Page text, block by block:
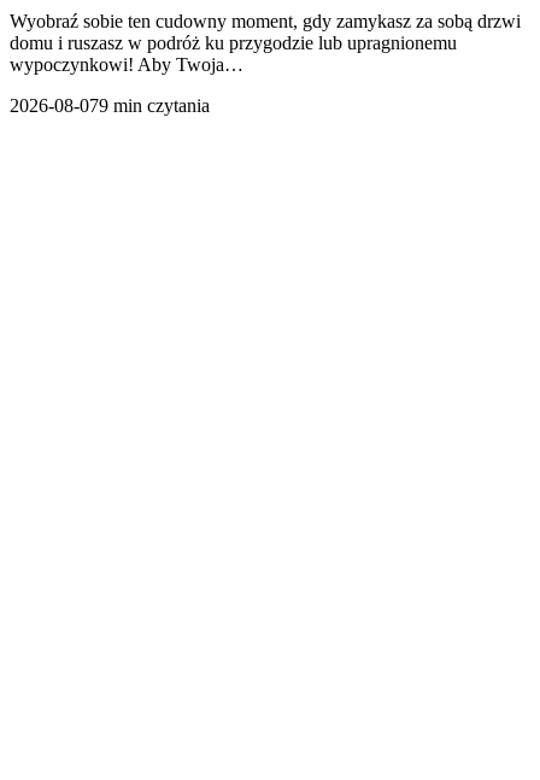
Wyobraź sobie ten cudowny moment, gdy zamykasz za sobą drzwi
domu i ruszasz w podróż ku przygodzie lub upragnionemu
wypoczynkowi! Aby Twoja…
2026-08-079 min czytania